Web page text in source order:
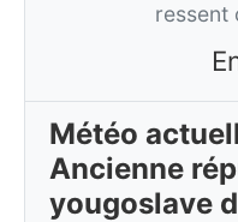
ressent
Météo
Ancienne
yougoslave